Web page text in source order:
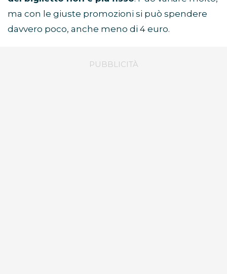
ma con le giuste promozioni si può spendere
davvero poco, anche meno di 4 euro.